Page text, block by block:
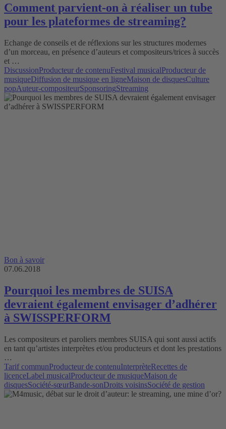
Comment parvient-on à réaliser un tube
pour les plateformes de streaming?
Echange de conseils et de réflexions sur les structures modernes
d’un morceau, en présence d’auteurs et compositeurs/trices à succès
et …
DiscussionProducteur de contenuFestival musicalProducteur de
musiqueDiffusion de musique en ligneMaison de disquesCulture
popAuteur-compositeurSponsoringStreaming
Bon à savoir
07.06.2018
Pourquoi les membres de SUISA
devraient également envisager d’adhérer
à SWISSPERFORM
Les compositeurs et paroliers membres SUISA qui sont aussi actifs
en tant qu’artistes interprètes et/ou producteurs et dont les prestations
…
Tarif communProducteur de contenuInterprèteRecettes de
licenceLabel musicalProducteur de musiqueMaison de
disquesSociété-sœurBande-sonDroits voisinsSociété de gestion